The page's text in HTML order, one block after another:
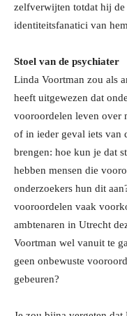
zelfverwijten totdat hij
identiteitsfanatici van
Stoel van de psychiater
Linda Voortman zou als
heeft uitgewezen dat
vooroordelen leven over
of in ieder geval iets van
brengen: hoe kun je dat
hebben mensen die
onderzoekers hun dit
vooroordelen vaak
ambtenaren in Utrecht
Voortman wel vanuit te
geen onbewuste
gebeuren?